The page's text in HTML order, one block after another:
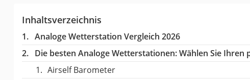
Inhaltsverzeichnis
Analoge Wetterstation Vergleich 2026
Die besten Analoge Wetterstationen:Wählen Sie Ihren
Airself Barometer